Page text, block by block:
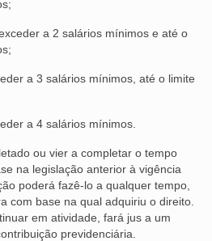
a 2 salários mínimos e até o
a 3 salários mínimos, até o limite
a 4 salários mínimos.
ou vier a completar o tempo
na legislação anterior à vigência
poderá fazê-lo a qualquer tempo,
com base na qual adquiriu o direito.
em atividade, fará jus a um
previdenciária.